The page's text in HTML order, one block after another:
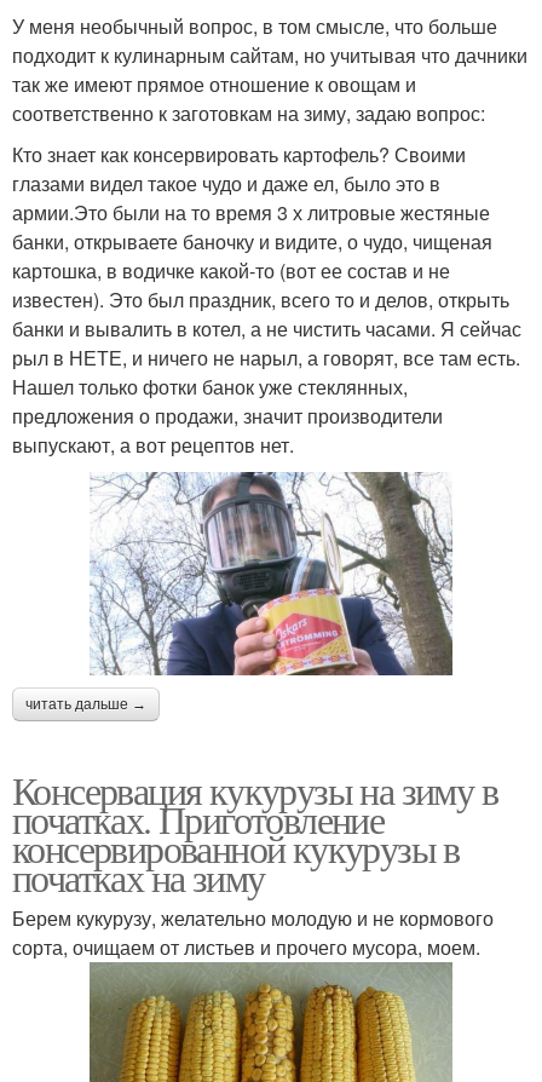
У меня необычный вопрос, в том смысле, что больше
подходит к кулинарным сайтам, но учитывая что дачники
так же имеют прямое отношение к овощам и
соответственно к заготовкам на зиму, задаю вопрос:
Кто знает как консервировать картофель? Своими
глазами видел такое чудо и даже ел, было это в
армии.Это были на то время 3 х литровые жестяные
банки, открываете баночку и видите, о чудо, чищеная
картошка, в водичке какой-то (вот ее состав и не
известен). Это был праздник, всего то и делов, открыть
банки и вывалить в котел, а не чистить часами. Я сейчас
рыл в НЕТЕ, и ничего не нарыл, а говорят, все там есть.
Нашел только фотки банок уже стеклянных,
предложения о продажи, значит производители
выпускают, а вот рецептов нет.
читать дальше →
Консервация кукурузы на зиму в
початках. Приготовление
консервированной кукурузы в
початках на зиму
Берем кукурузу, желательно молодую и не кормового
сорта, очищаем от листьев и прочего мусора, моем.